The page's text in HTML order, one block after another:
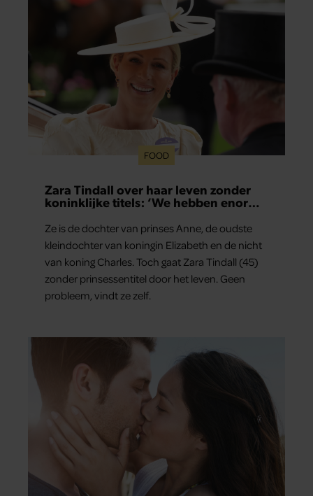
denken zet.
FOOD
Zara Tindall over haar leven zonder
koninklijke titels: ‘We hebben enorm
Ze is de dochter van prinses Anne, de oudste
kleindochter van koningin Elizabeth en de nicht
van koning Charles. Toch gaat Zara Tindall (45)
zonder prinsessentitel door het leven. Geen
probleem, vindt ze zelf.